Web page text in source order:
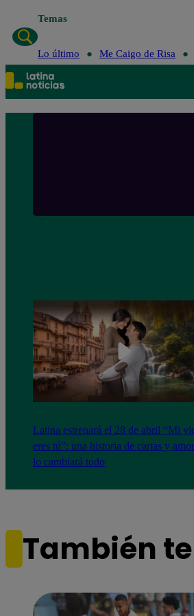
Temas
Lo último Me Caigo de Risa
Latina estrenará el 28 de abril “Mi
eres tú”: una historia de cartas y amor
lo cambiará todo
También